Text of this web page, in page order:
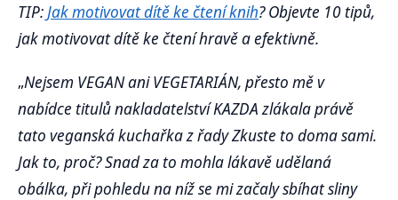
TIP: Jak motivovat dítě ke čtení knih? Objevte 10 tipů,
jak motivovat dítě ke čtení hravě a efektivně.
„Nejsem VEGAN ani VEGETARIÁN, přesto mě v
nabídce titulů nakladatelství KAZDA zlákala právě
tato veganská kuchařka z řady Zkuste to doma sami.
Jak to, proč? Snad za to mohla lákavě udělaná
obálka, při pohledu na níž se mi začaly sbíhat sliny